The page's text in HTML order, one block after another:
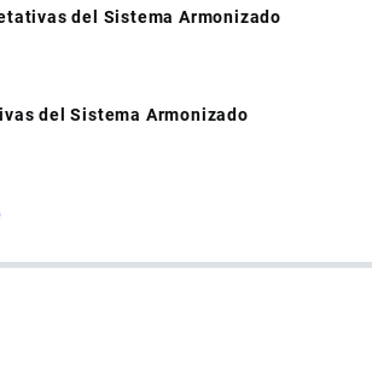
del Sistema Armonizado
del Sistema Armonizado